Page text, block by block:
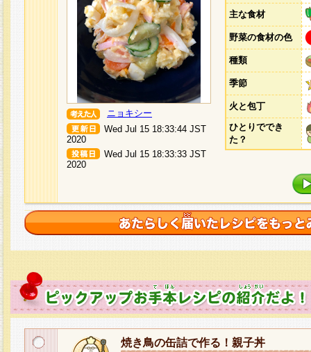
ニョキシー
Wed Jul 15 18:33:44 JST
2020
Wed Jul 15 18:33:33 JST
2020
主な食材
野菜の食材の色
種類
季節
火と包丁
ひとりででき
た？
焼き鳥の缶詰で作る！親子丼